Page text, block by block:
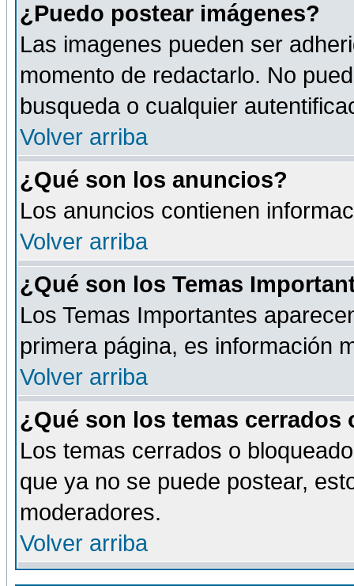
¿Puedo postear imágenes?
Las imagenes pueden ser
momento de redactarlo. No
busqueda o cualquier
Volver arriba
¿Qué son los anuncios?
Los anuncios contienen
Volver arriba
¿Qué son los Temas
Los Temas Importantes
primera página, es información
Volver arriba
¿Qué son los temas cerrados
Los temas cerrados o
que ya no se puede postear,
moderadores.
Volver arriba